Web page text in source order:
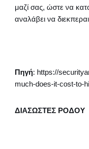
μαζί σας, ώστε να
αναλάβει να
Πηγή: https://
much-does-it-cost-to-
ΔΙΑΣΩΣΤΕΣ ΡΟΔΟΥ